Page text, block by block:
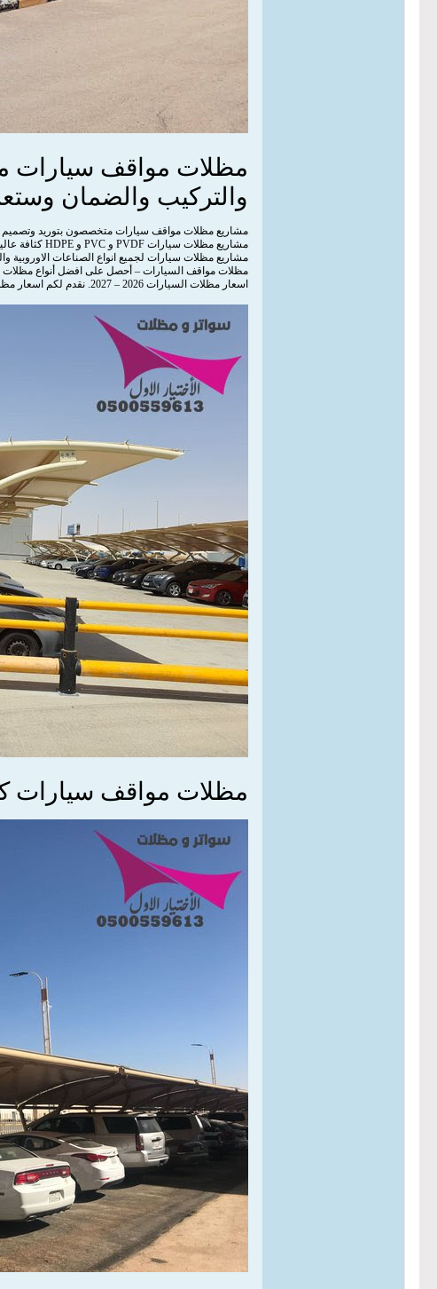
مظلات مواقف سيارات
والتركيب والضمان
مشاريع مظلات مواقف سيارات متخصصون بتوريد وتصميم
مشاريع مظلات سيارات PVDF و PVC و HDPE كثافة عالية
مشاريع مظلات سيارات لجميع انواع الصناعات
مظلات مواقف السيارات – أحصل على افضل أنواع مظلات
اسعار مظلات السيارات 2026 – 2027. نقدم لكم اسعار مظلات سيارات بكافة اشكالها من المواقف العامة والأماكن الخاصة. مظلات الاحواش ونتمنى ان ينال اعجابكم
مظلات مواقف سيارات